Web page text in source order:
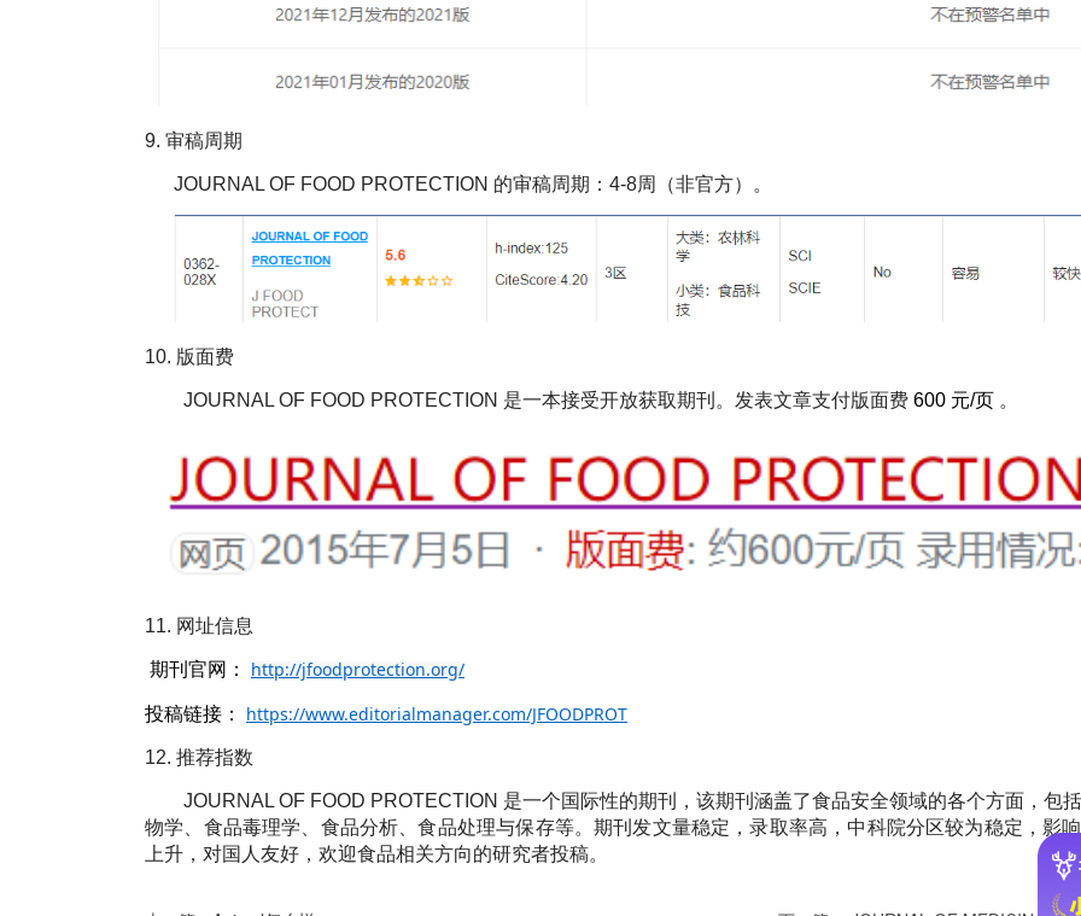
9. 审稿周期
JOURNAL OF FOOD PROTECTION 的审稿周期：4-8周（非官方）。
10. 版面费
JOURNAL OF FOOD PROTECTION 是一本接受开放获取期刊。发表文章支付版面费 600 元/页 。
11. 网址信息
期刊官网： http://jfoodprotection.org/
投稿链接： https://www.editorialmanager.com/JFOODPROT
12. 推荐指数
JOURNAL OF FOOD PROTECTION 是一个国际性的期刊，该期刊涵盖了食品安全领域的各个方面，包
物学、食品毒理学、食品分析、食品处理与保存等。期刊发文量稳定，录取率高，中科院分区较为稳定，影
上升，对国人友好，欢迎食品相关方向的研究者投稿。